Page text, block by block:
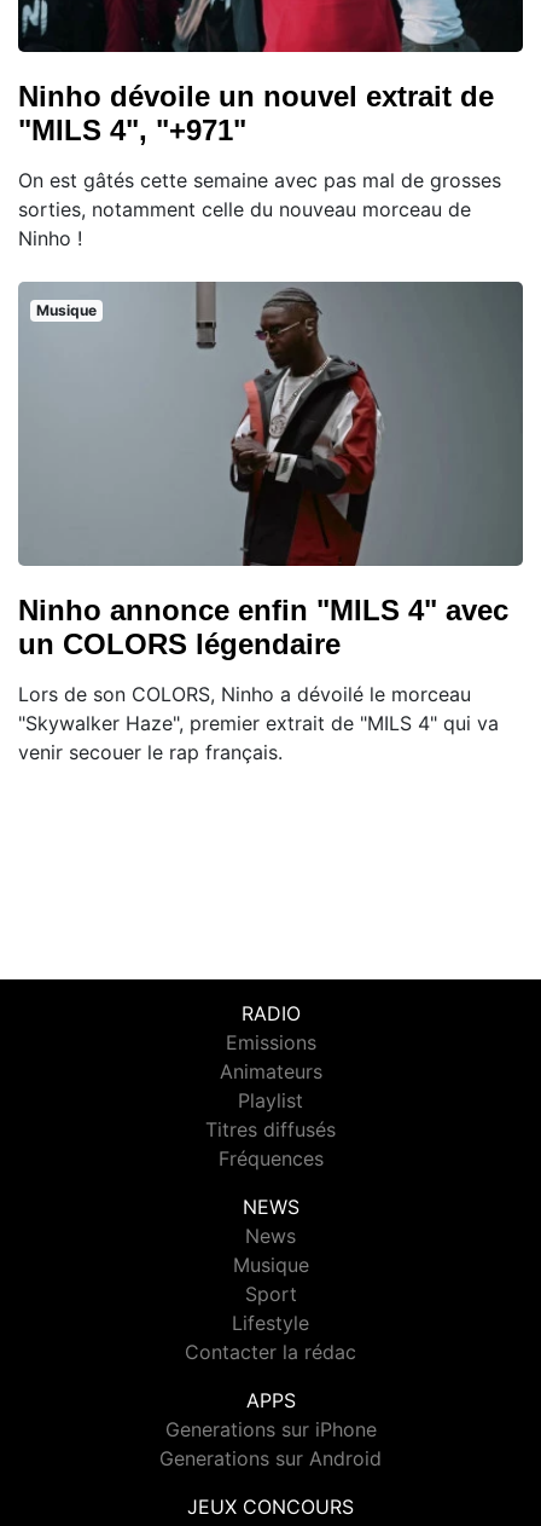
Ninho dévoile un nouvel extrait de
"MILS 4", "+971"
On est gâtés cette semaine avec pas mal de grosses
sorties, notamment celle du nouveau morceau de
Ninho !
Musique
Ninho annonce enfin "MILS 4" avec
un COLORS légendaire
Lors de son COLORS, Ninho a dévoilé le morceau
"Skywalker Haze", premier extrait de "MILS 4" qui va
venir secouer le rap français.
RADIO
Emissions
Animateurs
Playlist
Titres diffusés
Fréquences
NEWS
News
Musique
Sport
Lifestyle
Contacter la rédac
APPS
Generations sur iPhone
Generations sur Android
JEUX CONCOURS